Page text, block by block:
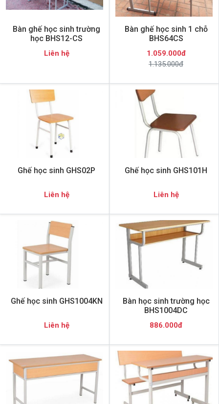
Bàn ghế học sinh trường
học BHS12-CS
Liên hệ
Bàn ghế học sinh 1 chỗ
BHS64CS
1.059.000đ
1.135.000đ
Ghế học sinh GHS02P
Liên hệ
Ghế học sinh GHS101H
Liên hệ
Ghế học sinh GHS1004KN
Liên hệ
Bàn học sinh trường học
BHS1004DC
886.000đ